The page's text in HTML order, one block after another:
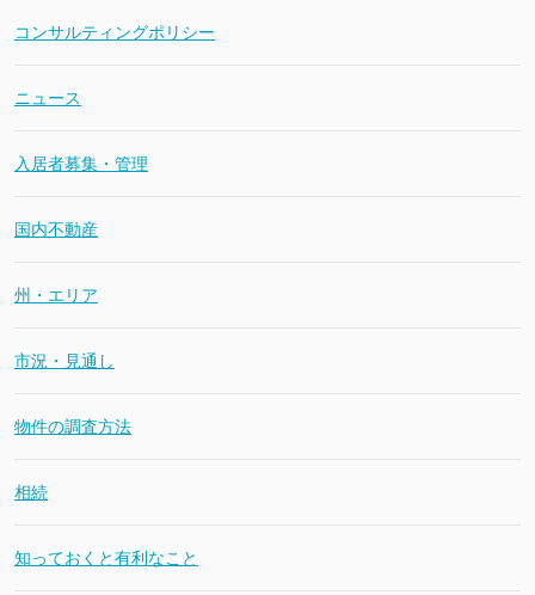
コンサルティングポリシー
ニュース
入居者募集・管理
国内不動産
州・エリア
市況・見通し
物件の調査方法
相続
知っておくと有利なこと